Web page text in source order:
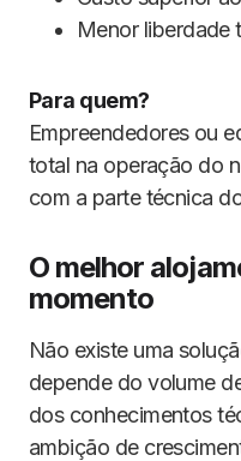
Menor liberdade
Para quem?
Empreendedores ou
total na operação do
com a parte técnica
O melhor
momento
Não existe uma
depende do volume
dos conhecimentos
ambição de